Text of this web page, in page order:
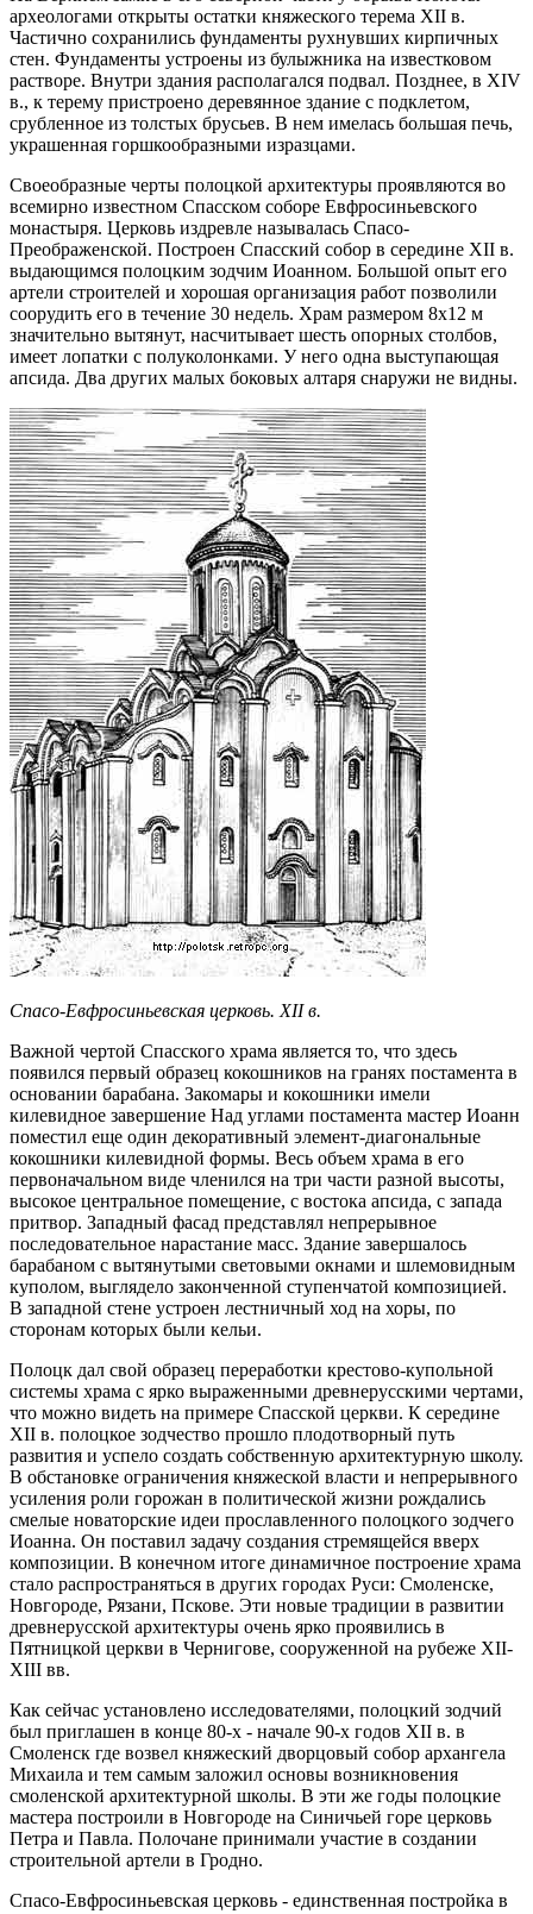
археологами открыты остатки княжеского терема XII в.
Частично сохранились фундаменты рухнувших кирпичных
стен. Фундаменты устроены из булыжника на известковом
растворе. Внутри здания располагался подвал. Позднее, в XIV
в., к терему пристроено деревянное здание с подклетом,
срубленное из толстых брусьев. В нем имелась большая печь,
украшенная горшкообразными изразцами.
Своеобразные черты полоцкой архитектуры проявляются во
всемирно известном Спасском соборе Евфросиньевского
монастыря. Церковь издревле называлась Спасо-
Преображенской. Построен Спасский собор в середине XII в.
выдающимся полоцким зодчим Иоанном. Большой опыт его
артели строителей и хорошая организация работ позволили
соорудить его в течение 30 недель. Храм размером 8х12 м
значительно вытянут, насчитывает шесть опорных столбов,
имеет лопатки с полуколонками. У него одна выступающая
апсида. Два других малых боковых алтаря снаружи не видны.
Спасо-Евфросиньевская церковь. XII в.
Важной чертой Спасского храма является то, что здесь
появился первый образец кокошников на гранях постамента в
основании барабана. Закомары и кокошники имели
килевидное завершение Над углами постамента мастер Иоанн
поместил еще один декоративный элемент-диагональные
кокошники килевидной формы. Весь объем храма в его
первоначальном виде членился на три части разной высоты,
высокое центральное помещение, с востока апсида, с запада
притвор. Западный фасад представлял непрерывное
последовательное нарастание масс. Здание завершалось
барабаном с вытянутыми световыми окнами и шлемовидным
куполом, выглядело законченной ступенчатой композицией.
В западной стене устроен лестничный ход на хоры, по
сторонам которых были кельи.
Полоцк дал свой образец переработки крестово-купольной
системы храма с ярко выраженными древнерусскими чертами,
что можно видеть на примере Спасской церкви. К середине
XII в. полоцкое зодчество прошло плодотворный путь
развития и успело создать собственную архитектурную школу.
В обстановке ограничения княжеской власти и непрерывного
усиления роли горожан в политической жизни рождались
смелые новаторские идеи прославленного полоцкого зодчего
Иоанна. Он поставил задачу создания стремящейся вверх
композиции. В конечном итоге динамичное построение храма
стало распространяться в других городах Руси: Смоленске,
Новгороде, Рязани, Пскове. Эти новые традиции в развитии
древнерусской архитектуры очень ярко проявились в
Пятницкой церкви в Чернигове, сооруженной на рубеже XII-
XIII вв.
Как сейчас установлено исследователями, полоцкий зодчий
был приглашен в конце 80-х - начале 90-х годов XII в. в
Смоленск где возвел княжеский дворцовый собор архангела
Михаила и тем самым заложил основы возникновения
смоленской архитектурной школы. В эти же годы полоцкие
мастера построили в Новгороде на Синичьей горе церковь
Петра и Павла. Полочане принимали участие в создании
строительной артели в Гродно.
Спасо-Евфросиньевская церковь - единственная постройка в